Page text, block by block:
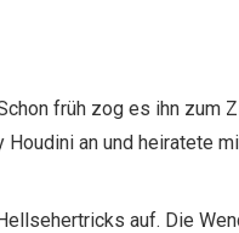
früh zog es ihn zum
Houdini an und heiratete
auf. Die